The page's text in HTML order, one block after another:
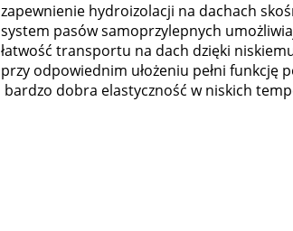
zapewnienie hydroizolacji na dachach
system pasów samoprzylepnych
łatwość transportu na dach dzięki
przy odpowiednim ułożeniu pełni funkcję
bardzo dobra elastyczność w niskich